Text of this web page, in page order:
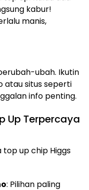
kabur!
manis,
ubah. Ikutin
atau situs seperti
info penting.
Up Terpercaya
top up chip Higgs
: Pilihan paling